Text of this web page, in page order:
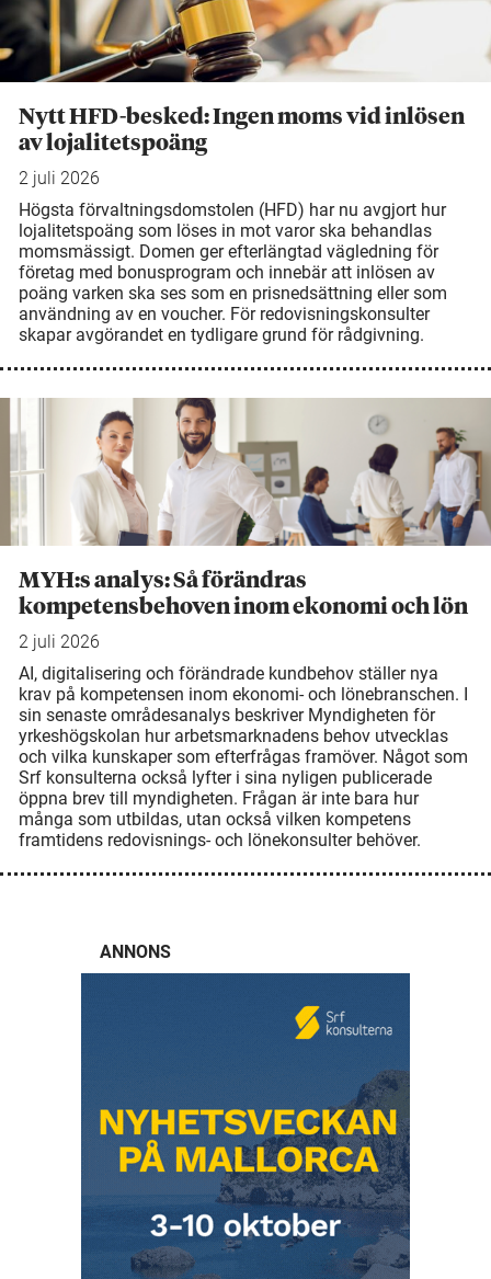
Nytt HFD-besked: Ingen moms vid inlösen
av lojalitetspoäng
2 juli 2026
Högsta förvaltningsdomstolen (HFD) har nu avgjort hur
lojalitetspoäng som löses in mot varor ska behandlas
momsmässigt. Domen ger efterlängtad vägledning för
företag med bonusprogram och innebär att inlösen av
poäng varken ska ses som en prisnedsättning eller som
användning av en voucher. För redovisningskonsulter
skapar avgörandet en tydligare grund för rådgivning.
MYH:s analys: Så förändras
kompetensbehoven inom ekonomi och lön
2 juli 2026
AI, digitalisering och förändrade kundbehov ställer nya
krav på kompetensen inom ekonomi- och lönebranschen. I
sin senaste områdesanalys beskriver Myndigheten för
yrkeshögskolan hur arbetsmarknadens behov utvecklas
och vilka kunskaper som efterfrågas framöver. Något som
Srf konsulterna också lyfter i sina nyligen publicerade
öppna brev till myndigheten. Frågan är inte bara hur
många som utbildas, utan också vilken kompetens
framtidens redovisnings- och lönekonsulter behöver.
ANNONS